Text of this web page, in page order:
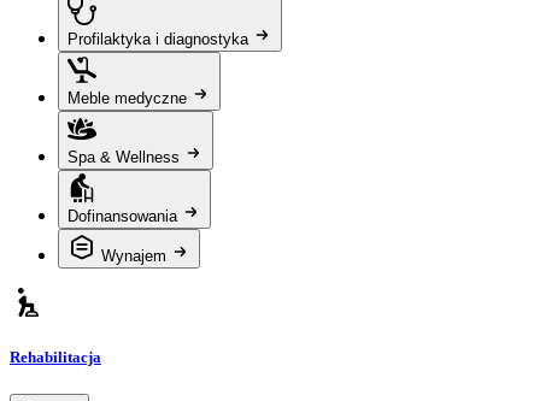
Profilaktyka i diagnostyka
Meble medyczne
Spa & Wellness
Dofinansowania
Wynajem
Rehabilitacja